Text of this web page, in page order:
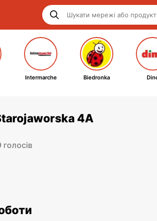
Intermarche Biedronka
4A
голосів